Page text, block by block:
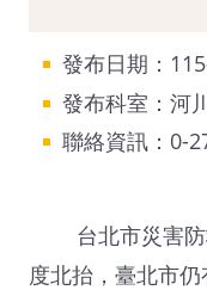
發布日期：
發布科室：河
聯絡資訊：0-
台北市災害防
度北抬，臺北市